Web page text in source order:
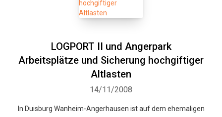
LOGPORT II und Angerpark
Arbeitsplätze und Sicherung hochgiftiger
Altlasten
14/11/2008
In Duisburg Wanheim-Angerhausen ist auf dem ehemaligen